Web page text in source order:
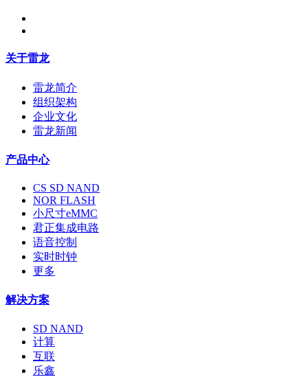
关于雷龙
雷龙简介
组织架构
企业文化
雷龙新闻
产品中心
CS SD NAND
NOR FLASH
小尺寸eMMC
君正集成电路
语音控制
实时时钟
更多
解决方案
SD NAND
计算
互联
乐鑫